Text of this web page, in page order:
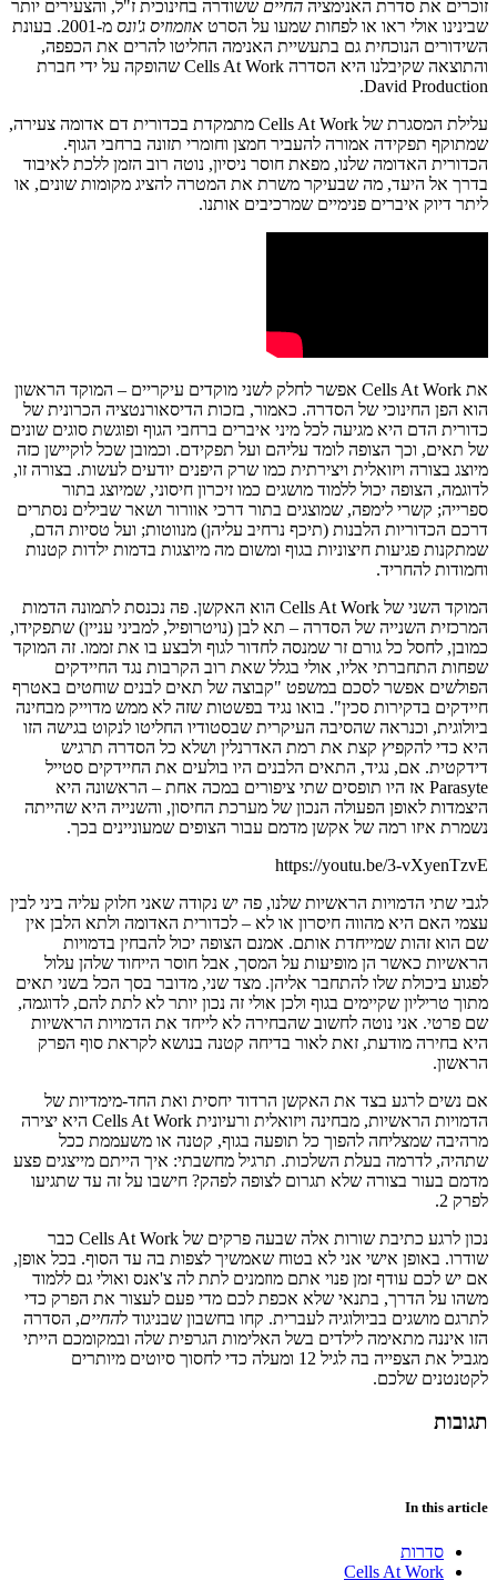
זוכרים את סדרת האנימציה החיים ששודרה בחינוכית ז"ל, והצעירים יותר
שבינינו אולי ראו או לפחות שמעו על הסרט אוזמוזיס ג'ונס
מ-2001. בעונת
השידורים הנוכחית גם בתעשיית האנימה החליטו להרים את הכפפה,
והתוצאה שקיבלנו היא הסדרה Cells At Work שהופקה על ידי חברת
David Production.
עלילת המסגרת של Cells At Work מתמקדת בכדורית דם אדומה צעירה,
שמתוקף תפקידה אמורה להעביר חמצן וחומרי תזונה ברחבי הגוף.
הכדורית האדומה שלנו, מפאת חוסר ניסיון, נוטה רוב הזמן ללכת לאיבוד
בדרך אל היעד, מה שבעיקר משרת את המטרה להציג מקומות שונים, או
ליתר דיוק איברים פנימיים שמרכיבים אותנו.
את Cells At Work אפשר לחלק לשני מוקדים עיקריים – המוקד הראשון
הוא הפן החינוכי של הסדרה. כאמור, בזכות הדיסאורנטציה הכרונית של
כדורית הדם היא מגיעה לכל מיני איברים ברחבי הגוף ופוגשת סוגים שונים
של תאים, וכך הצופה לומד עליהם ועל תפקידם. וכמובן שכל לוקיישן כזה
מיוצג בצורה ויזואלית ויצירתית כמו שרק היפנים יודעים לעשות. בצורה זו,
לדוגמה, הצופה יכול ללמוד מושגים כמו זיכרון חיסוני, שמיוצג בתור
ספרייה; קשרי לימפה, שמוצגים בתור דרכי אוורור ושאר שבילים נסתרים
דרכם הכדוריות הלבנות (תיכף נרחיב עליהן) מנווטות; ועל טסיות הדם,
שמתקנות פגיעות חיצוניות בגוף ומשום מה מיוצגות בדמות ילדות קטנות
וחמודות להחריד.
המוקד השני של Cells At Work הוא האקשן. פה נכנסת לתמונה הדמות
המרכזית השנייה של הסדרה – תא לבן (נויטרופיל, למביני עניין) שתפקידו,
כמובן, לחסל כל גורם זר שמנסה לחדור לגוף ולבצע בו את זממו. זה המוקד
שפחות התחברתי אליו, אולי בגלל שאת רוב הקרבות נגד החיידקים
הפולשים אפשר לסכם במשפט "קבוצה של תאים לבנים שוחטים באטרף
חיידקים בדקירות סכין". בואו נגיד בפשטות שזה לא ממש מדוייק מבחינה
ביולוגית, וכנראה שהסיבה העיקרית שבסטודיו החליטו לנקוט בגישה הזו
היא כדי להקפיץ קצת את רמת האדרנלין ושלא כל הסדרה תרגיש
דידקטית. אם, נגיד, התאים הלבנים היו בולעים את החיידקים סטייל
Parasyte אז היו תופסים שתי ציפורים במכה אחת – הראשונה היא
היצמדות לאופן הפעולה הנכון של מערכת החיסון, והשנייה היא שהייתה
נשמרת איזו רמה של אקשן מדמם עבור הצופים שמעוניינים בכך.
https://youtu.be/3-vXyenTzvE
לגבי שתי הדמויות הראשיות שלנו, פה יש נקודה שאני חלוק עליה ביני לבין
עצמי האם היא מהווה חיסרון או לא – לכדורית האדומה ולתא הלבן אין
שם הוא זהות שמייחדת אותם. אמנם הצופה יכול להבחין בדמויות
הראשיות כאשר הן מופיעות על המסך, אבל חוסר הייחוד שלהן עלול
לפגוע ביכולת שלו להתחבר אליהן. מצד שני, מדובר בסך הכל בשני תאים
מתוך טריליון שקיימים בגוף ולכן אולי זה נכון יותר לא לתת להם, לדוגמה,
שם פרטי. אני נוטה לחשוב שהבחירה לא לייחד את הדמויות הראשיות
היא בחירה מודעת, זאת לאור בדיחה קטנה בנושא לקראת סוף הפרק
הראשון.
אם נשים לרגע בצד את האקשן הרדוד יחסית ואת החד-מימדיות של
הדמויות הראשיות, מבחינה ויזואלית ורעיונית Cells At Work היא יצירה
מרהיבה שמצליחה להפוך כל תופעה בגוף, קטנה או משעממת ככל
שתהיה, לדרמה בעלת השלכות. תרגיל מחשבתי: איך הייתם מייצגים פצע
מדמם בעור בצורה שלא תגרום לצופה לפהק? חישבו על זה עד שתגיעו
לפרק 2.
נכון לרגע כתיבת שורות אלה שבעה פרקים של Cells At Work כבר
שודרו. באופן אישי אני לא בטוח שאמשיך לצפות בה עד הסוף. בכל אופן,
אם יש לכם עודף זמן פנוי אתם מוזמנים לתת לה צ'אנס ואולי גם ללמוד
משהו על הדרך, בתנאי שלא אכפת לכם מדי פעם לעצור את הפרק כדי
לתרגם מושגים בביולוגיה לעברית. קחו בחשבון שבניגוד להחיים, הסדרה
הזו איננה מתאימה לילדים בשל האלימות הגרפית שלה ובמקומכם הייתי
מגביל את הצפייה בה לגיל 12 ומעלה כדי לחסוך סיוטים מיותרים
לקטנטנים שלכם.
תגובות
In this article
סדרות
Cells At Work